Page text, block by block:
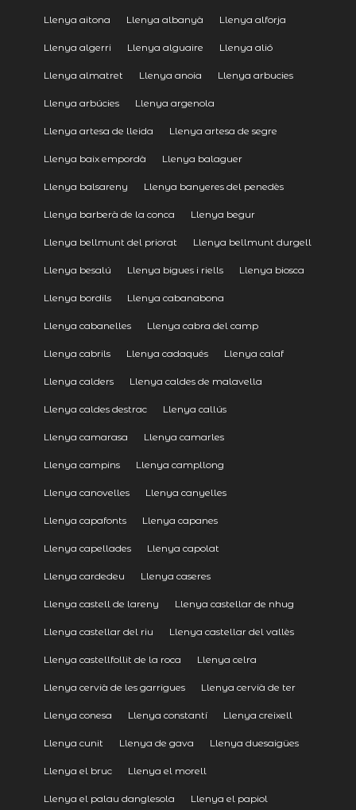
Llenya aitona Llenya albanyà Llenya alforja
Llenya algerri Llenya alguaire Llenya alió
Llenya almatret Llenya anoia Llenya arbucies
Llenya arbúcies Llenya argenola
Llenya artesa de lleida Llenya artesa de segre
Llenya baix empordà Llenya balaguer
Llenya balsareny Llenya banyeres del penedès
Llenya barberà de la conca Llenya begur
Llenya bellmunt del priorat Llenya bellmunt durgell
Llenya besalú Llenya bigues i riells Llenya biosca
Llenya bordils Llenya cabanabona
Llenya cabanelles Llenya cabra del camp
Llenya cabrils Llenya cadaqués Llenya calaf
Llenya calders Llenya caldes de malavella
Llenya caldes destrac Llenya callús
Llenya camarasa Llenya camarles
Llenya campins Llenya campllong
Llenya canovelles Llenya canyelles
Llenya capafonts Llenya capanes
Llenya capellades Llenya capolat
Llenya cardedeu Llenya caseres
Llenya castell de lareny Llenya castellar de nhug
Llenya castellar del riu Llenya castellar del vallès
Llenya castellfollit de la roca Llenya celra
Llenya cervià de les garrigues Llenya cervià de ter
Llenya conesa Llenya constantí Llenya creixell
Llenya cunit Llenya de gava Llenya duesaigües
Llenya el bruc Llenya el morell
Llenya el palau danglesola Llenya el papiol